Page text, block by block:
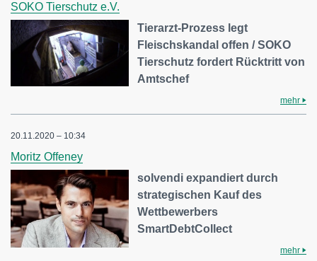
SOKO Tierschutz e.V.
Tierarzt-Prozess legt
Fleischskandal offen / SOKO
Tierschutz fordert Rücktritt von
Amtschef
mehr
20.11.2020 – 10:34
Moritz Offeney
solvendi expandiert durch
strategischen Kauf des
Wettbewerbers
SmartDebtCollect
mehr